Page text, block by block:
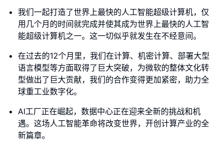
我们一起打造了世界上最快的人工智能超级计算机，仅
用几个月的时间就完成并使其成为世界上最快的人工智
能超级计算机之一。这一切似乎就发生在不经意间。
在过去的12个月里，我们在计算、机密计算、部署大型
语言模型等方面取得了巨大突破，为微软的整体文化转
型做出了巨大贡献，我们的合作变得更加紧密，助力全
球重工业数字化。
AI工厂正在崛起，数据中心正在迎来全新的挑战和机
遇。这场人工智能革命将改变世界，开创计算产业的全
新篇章。